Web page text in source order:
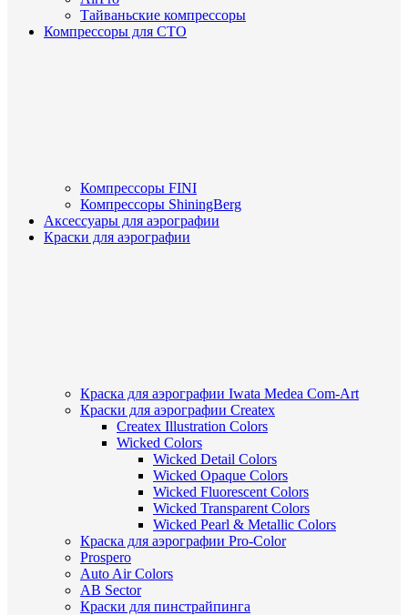
Тайваньские компрессоры
Компрессоры для СТО
Компрессоры FINI
Компрессоры ShiningBerg
Аксессуары для аэрографии
Краски для аэрографии
Краска для аэрографии Iwata Medea Com-Art
Краски для аэрографии Createx
Createx Illustration Colors
Wicked Colors
Wicked Detail Colors
Wicked Opaque Colors
Wicked Fluorescent Colors
Wicked Transparent Colors
Wicked Pearl & Metallic Colors
Краска для аэрографии Pro-Color
Prospero
Auto Air Colors
AB Sector
Краски для пинстрайпинга